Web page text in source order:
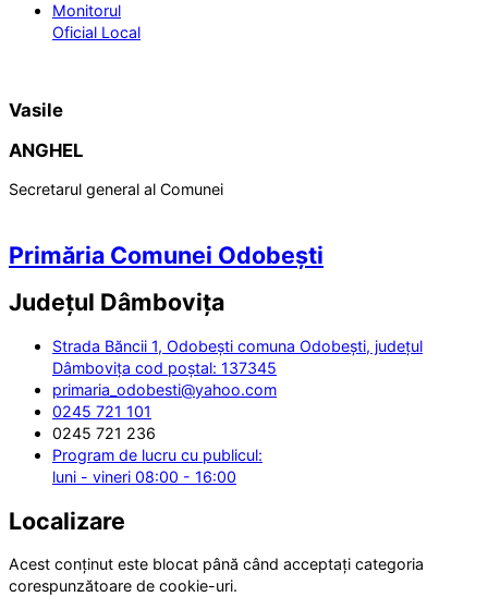
Monitorul
Oficial Local
Vasile
ANGHEL
Secretarul general al Comunei
Primăria Comunei Odobești
Județul Dâmbovița
Strada Băncii 1, Odobești comuna Odobești, județul
Dâmbovița cod poștal: 137345
primaria_odobesti@yahoo.com
0245 721 101
0245 721 236
Program de lucru cu publicul:
luni - vineri 08:00 - 16:00
Localizare
Acest conținut este blocat până când acceptați categoria
corespunzătoare de cookie-uri.